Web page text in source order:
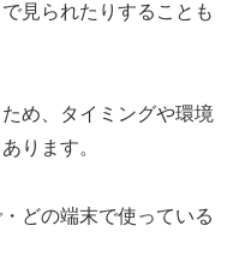
見られたりすることも
め、タイミングや環境
ります。
どの端末で使っている